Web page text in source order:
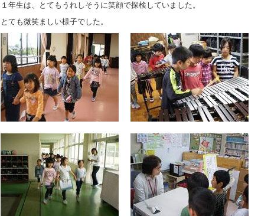
１年生は、とてもうれしそうに笑顔で探検していました。
とても微笑ましい様子でした。